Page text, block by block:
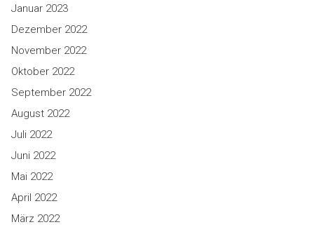
Januar 2023
Dezember 2022
November 2022
Oktober 2022
September 2022
August 2022
Juli 2022
Juni 2022
Mai 2022
April 2022
März 2022